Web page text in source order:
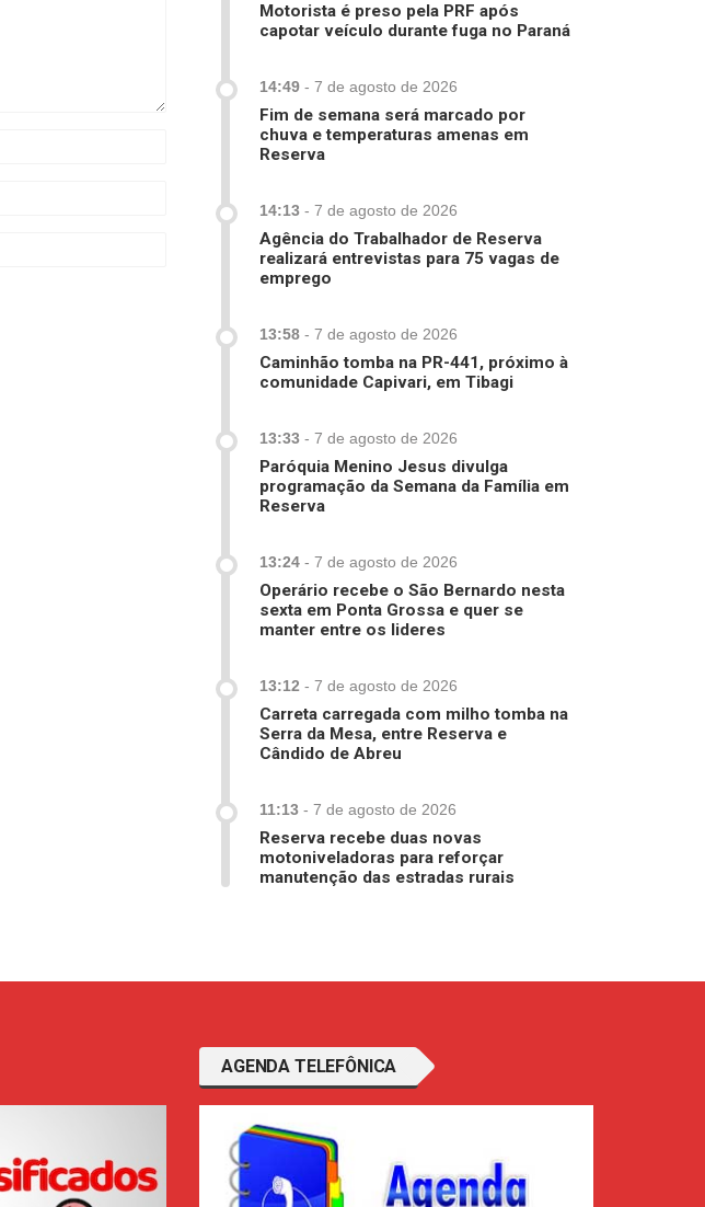
Motorista é preso pela PRF após
capotar veículo durante fuga no Paraná
14:49 - 7 de agosto de 2026
Fim de semana será marcado por
chuva e temperaturas amenas em
Reserva
14:13 - 7 de agosto de 2026
Agência do Trabalhador de Reserva
realizará entrevistas para 75 vagas de
emprego
13:58 - 7 de agosto de 2026
Caminhão tomba na PR-441, próximo à
comunidade Capivari, em Tibagi
13:33 - 7 de agosto de 2026
Paróquia Menino Jesus divulga
programação da Semana da Família em
Reserva
13:24 - 7 de agosto de 2026
Operário recebe o São Bernardo nesta
sexta em Ponta Grossa e quer se
manter entre os lideres
13:12 - 7 de agosto de 2026
Carreta carregada com milho tomba na
Serra da Mesa, entre Reserva e
Cândido de Abreu
11:13 - 7 de agosto de 2026
Reserva recebe duas novas
motoniveladoras para reforçar
manutenção das estradas rurais
AGENDA TELEFÔNICA